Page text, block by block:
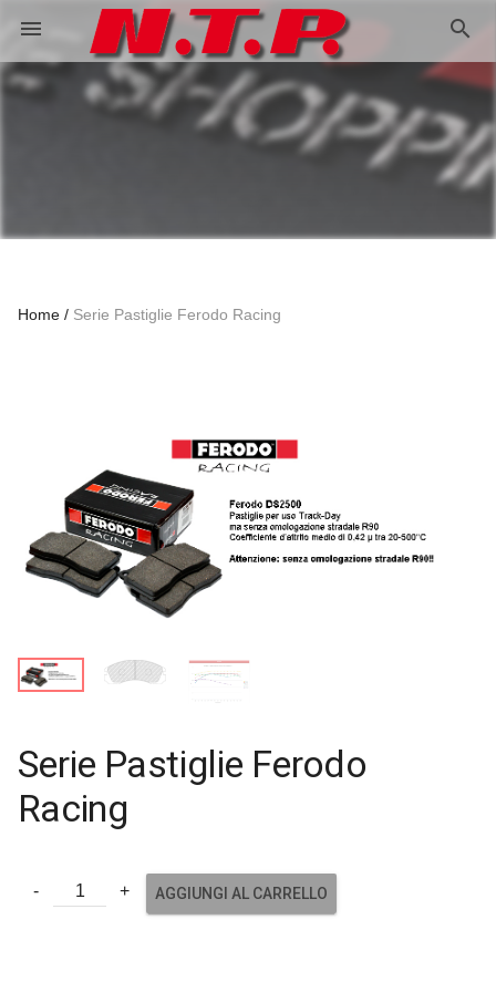
menu search
Home Serie Pastiglie Ferodo Racing
Serie Pastiglie Ferodo
Racing
AGGIUNGI AL CARRELLO